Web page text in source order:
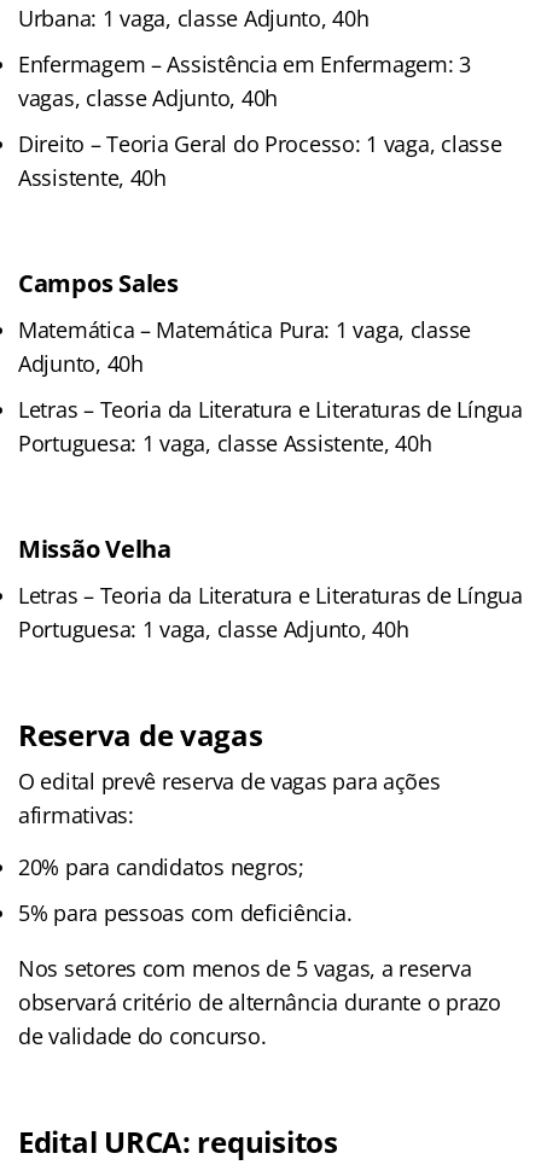
Urbana: 1 vaga, classe Adjunto, 40h
Enfermagem – Assistência em Enfermagem: 3
vagas, classe Adjunto, 40h
Direito – Teoria Geral do Processo: 1 vaga, classe
Assistente, 40h
Campos Sales
Matemática – Matemática Pura: 1 vaga, classe
Adjunto, 40h
Letras – Teoria da Literatura e Literaturas de Língua
Portuguesa: 1 vaga, classe Assistente, 40h
Missão Velha
Letras – Teoria da Literatura e Literaturas de Língua
Portuguesa: 1 vaga, classe Adjunto, 40h
Reserva de vagas
O edital prevê reserva de vagas para ações
afirmativas:
20% para candidatos negros;
5% para pessoas com deficiência.
Nos setores com menos de 5 vagas, a reserva
observará critério de alternância durante o prazo
de validade do concurso.
Edital URCA: requisitos